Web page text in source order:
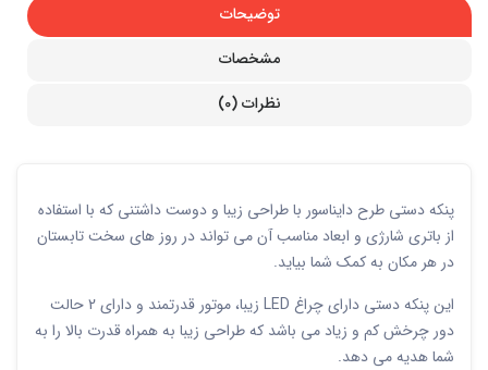
توضیحات
مشخصات
نظرات (0)
پنکه دستی طرح دایناسور با طراحی زیبا و دوست داشتنی که با استفاده
از باتری شارژی و ابعاد مناسب آن می تواند در روز های سخت تابستان
در هر مکان به کمک شما بیاید.
این پنکه دستی دارای چراغ LED زیبا، موتور قدرتمند و دارای 2 حالت
دور چرخش کم و زیاد می باشد که طراحی زیبا به همراه قدرت بالا را به
شما هدیه می دهد.